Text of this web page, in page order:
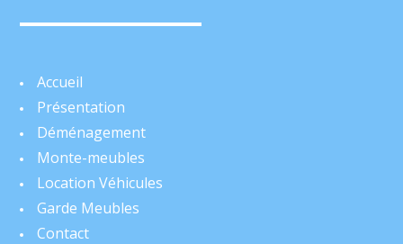
Accueil
Présentation
Déménagement
Monte-meubles
Location Véhicules
Garde Meubles
Contact